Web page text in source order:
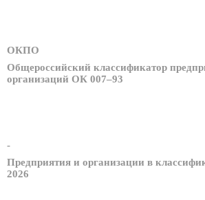
ОКПО
Общероссийский классификатор
организаций ОК 007–93
-
Предприятия и организации в
2026